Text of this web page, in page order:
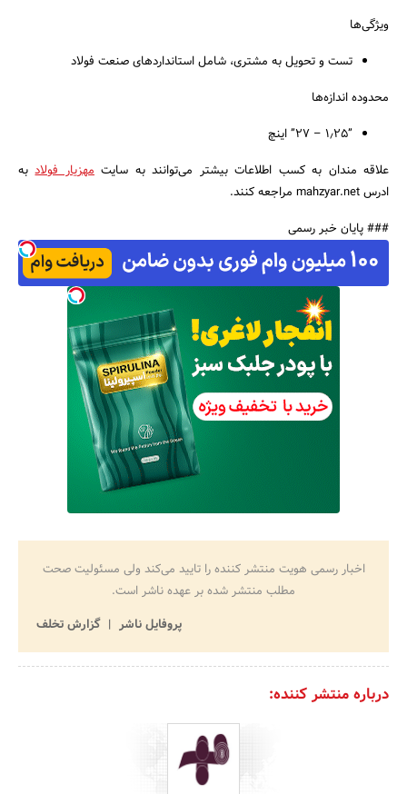
ویژگی‌ها
تست و تحویل به مشتری، شامل استانداردهای صنعت فولاد
محدوده اندازه‌ها
”‏۱٫۲۵ – ۲۷” اینچ
علاقه مندان به کسب اطلاعات بیشتر می‌توانند به سایتمهزیار فولادبه
ادرس mahzyar.net مراجعه کنند.
### پایان خبر رسمی
اخبار رسمی هویت منتشر کننده را تایید می‌کند ولی مسئولیت صحت
مطلب منتشر شده بر عهده ناشر است.
پروفایل ناشر
گزارش تخلف
درباره منتشر کننده: